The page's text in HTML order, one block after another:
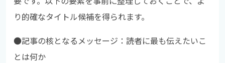
り的確なタイトル候補を得られます。
●記事の核となるメッセージ：読者に最も伝えたいこ
とは何か